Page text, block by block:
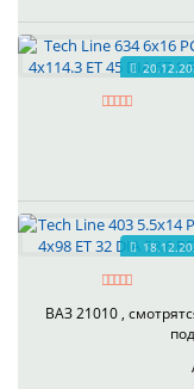
ВАЗ 21010 ,